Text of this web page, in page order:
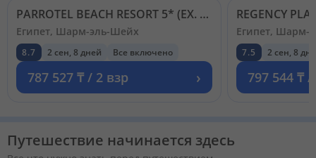
О нас
Для бизнеса
PARROTEL BEACH RESORT 5* (EX. RADISSON BLU RESORT SHARM EL SHEIKH)
Египет, Шарм-эль-Шейх
8.7 2 сен, 8 дней Все включено
787 527 ₸ / 2 взр ›
Египет, Шарм-
7.5 2 сен, 8
797 544 ₸
Путешествие начинается здесь